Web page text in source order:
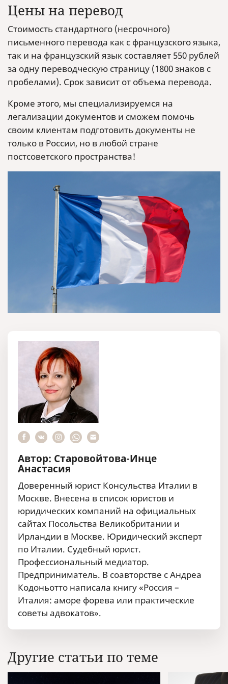
Цены на перевод
Стоимость стандартного (несрочного)
письменного перевода как с французского языка,
так и на французский язык составляет 550 рублей
за одну переводческую страницу (1800 знаков с
пробелами). Срок зависит от объема перевода.
Кроме этого, мы специализируемся на
легализации документов и сможем помочь
своим клиентам подготовить документы не
только в России, но в любой стране
постсоветского пространства!
Автор: Старовойтова-Инце
Анастасия
Доверенный юрист Консульства Италии в
Москве. Внесена в список юристов и
юридических компаний на официальных
сайтах Посольства Великобритании и
Ирландии в Москве. Юридический эксперт
по Италии. Судебный юрист.
Профессиональный медиатор.
Предприниматель. В соавторстве с Андреа
Кодоньотто написала книгу «Россия –
Италия: аморе форева или практические
советы адвокатов».
Другие статьи по теме